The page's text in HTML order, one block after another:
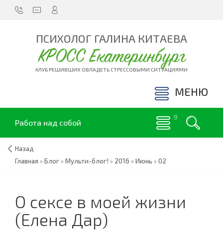
ПСИХОЛОГ ГАЛИНА КИТАЕВА
КРОСС Екатеринбург
КЛУБ РЕШИВШИХ ОВЛАДЕТЬ СТРЕССОВЫМИ СИТУАЦИЯМИ
МЕНЮ
Работа над собой
Назад
Главная »Блог»Мульти-блог! » 2016 »Июнь »02
О сексе в моей жизни
(Елена Дар)